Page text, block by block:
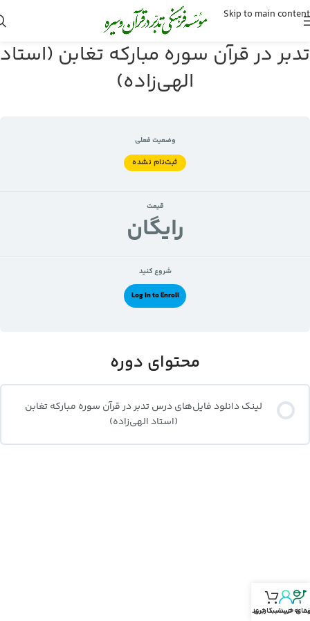
Skip to main content
تدبر در قرآن سوره مبارکه تغابن (استاد
الهی‌زاده)
وضعیت فعلی
ثبت‌نام نشده
قیمت
رايگان
شروع کنید
Log In to Enroll
محتوای دوره
لینک دانلود فایل‌های درس تدبر در قرآن سوره مبارکه تغابن
(استاد الهی‌زاده)
خرید
به حساب‌کاربری
سبد خرید